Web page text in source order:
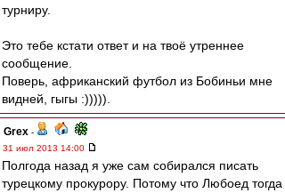
турниру.
Это тебе кстати ответ и на твоё утреннее
сообщение.
Поверь, африканский футбол из Бобиньи мне
видней, гыгы :))))).
Grex -
31 июл 2013 14:00
Полгода назад я уже сам собирался писать
турецкому прокурору. Потому что Любоед тогда